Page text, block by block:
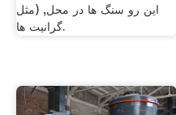
این رو سنگ ها در محل, (مثل
گرانیت ها.